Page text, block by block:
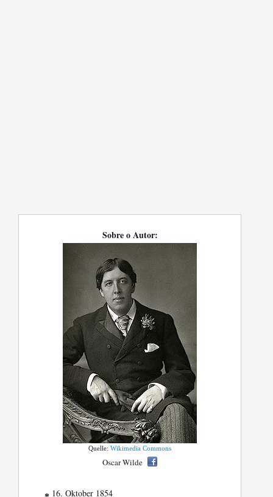
Sobre o Autor:
Quelle:Wikimedia Commons
Oscar Wilde
16. Oktober 1854